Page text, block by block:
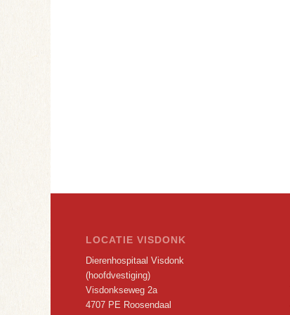
LOCATIE VISDONK
Dierenhospitaal Visdonk
(hoofdvestiging)
Visdonkseweg 2a
4707 PE Roosendaal